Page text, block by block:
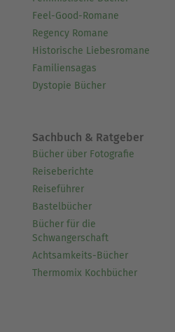
Feel-Good-Romane
Regency Romane
Historische Liebesromane
Familiensagas
Dystopie Bücher
Sachbuch & Ratgeber
Bücher über Fotografie
Reiseberichte
Reiseführer
Bastelbücher
Bücher für die
Schwangerschaft
Achtsamkeits-Bücher
Thermomix Kochbücher